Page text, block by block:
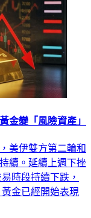
變「風險資產」
美伊雙方第二輪和
續。延續上週下挫
時段持續下跌，
金已經開始表現